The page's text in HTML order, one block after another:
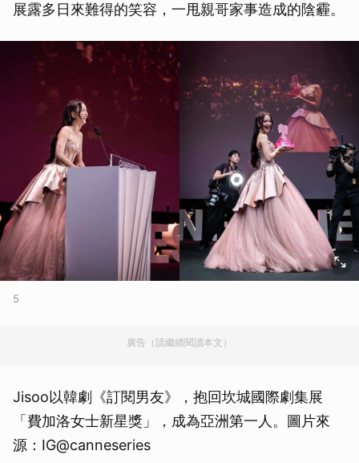
展露多日來難得的笑容，一甩親哥家事造成的陰霾。
5
廣告（請繼續閱讀本文）
Jisoo以韓劇《訂閱男友》，抱回坎城國際劇集展
「費加洛女士新星獎」，成為亞洲第一人。圖片來
源：IG@canneseries